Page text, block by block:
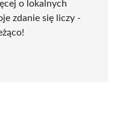
o lokalnych
zdanie się liczy -